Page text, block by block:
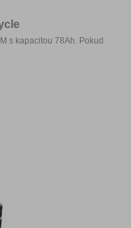
s kapacitou 78Ah. Pokud